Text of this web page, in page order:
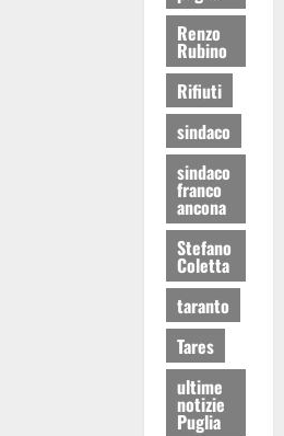
Renzo
Rubino
Rifiuti
sindaco
sindaco
franco
ancona
Stefano
Coletta
taranto
Tares
ultime
notizie
Puglia